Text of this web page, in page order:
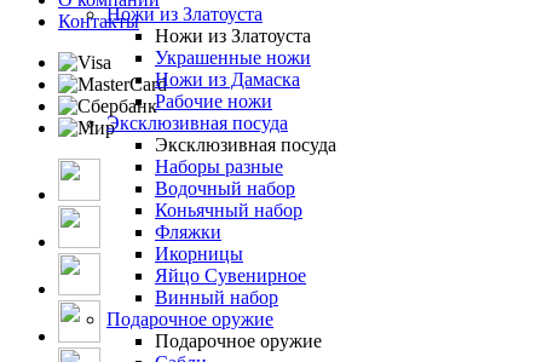
КонтактыНожи из Златоуста
Ножи из Златоуста
Украшенные ножи
Ножи из Дамаска
Рабочие ножи
Эксклюзивная посуда
Эксклюзивная посуда
Наборы разные
Водочный набор
Коньячный набор
Фляжки
Икорницы
Яйцо Сувенирное
Винный набор
Подарочное оружие
Подарочное оружие